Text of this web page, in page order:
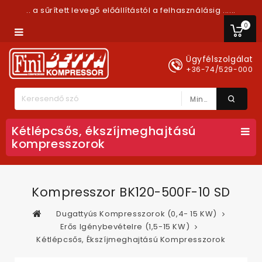
.. a sűrített levegő előállítástól a felhasználásig ......
0
Ügyfélszolgálat
+36-74/529-000
Minden Kategória
Kétlépcsős, ékszíjmeghajtású
kompresszorok
Kompresszor BK120-500F-10 SD
Dugattyús Kompresszorok (0,4- 15 KW)
Erős Igénybevételre (1,5-15 KW)
Kétlépcsős, Ékszíjmeghajtású Kompresszorok